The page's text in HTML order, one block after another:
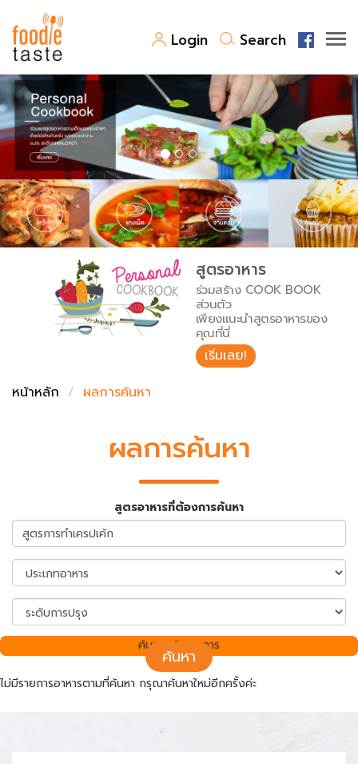
Login Search
สูตรอาหาร
สูตรอาหารล่าสุด
Top Foodie
พาไปชิม
สารพันก้นครัว
เคล็ดลับน่ารู้
เปรียบเทียบหน่วยการตวง
เปรียบเทียบอุณหภูมิ
เปรียบเทียบน้ำหนักวัตถุดิบ
FoodPedia
สร้าง Cookbook
สูตรอาหาร
ร่วมสร้าง COOK BOOK
ส่วนตัว
เพียงแนะนำสูตรอาหารของ
คุณที่นี่
เริ่มเลย!
หน้าหลัก
ผลการค้นหา
ผลการค้นหา
สูตรอาหารที่ต้องการค้นหา
ค้นหา
ไม่มีรายการอาหารตามที่ค้นหา กรุณาค้นหาใหม่อีกครั้งค่ะ
ค้นพบ 0 รายการ